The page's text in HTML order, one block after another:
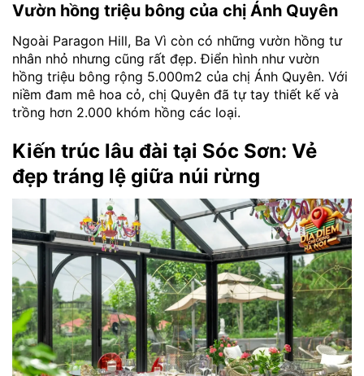
Vườn hồng triệu bông của chị Ánh Quyên
Ngoài Paragon Hill, Ba Vì còn có những vườn hồng tư
nhân nhỏ nhưng cũng rất đẹp. Điển hình như vườn
hồng triệu bông rộng 5.000m2 của chị Ánh Quyên. Với
niềm đam mê hoa cỏ, chị Quyên đã tự tay thiết kế và
trồng hơn 2.000 khóm hồng các loại.
Kiến trúc lâu đài tại Sóc Sơn: Vẻ
đẹp tráng lệ giữa núi rừng